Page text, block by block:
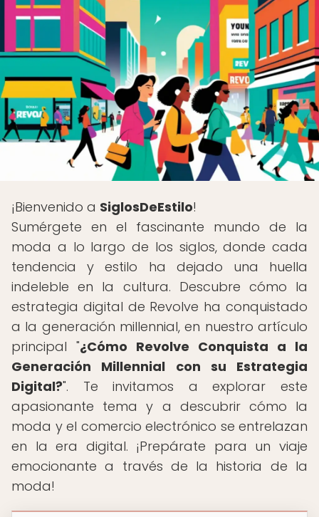
¡Bienvenido a SiglosDeEstilo!
Sumérgete en el fascinante mundo de la
moda a lo largo de los siglos, donde cada
tendencia y estilo ha dejado una huella
indeleble en la cultura. Descubre cómo la
estrategia digital de Revolve ha conquistado
a la generación millennial, en nuestro artículo
principal "¿Cómo Revolve Conquista a la
Generación Millennial con su Estrategia
Digital?". Te invitamos a explorar este
apasionante tema y a descubrir cómo la
moda y el comercio electrónico se entrelazan
en la era digital. ¡Prepárate para un viaje
emocionante a través de la historia de la
moda!